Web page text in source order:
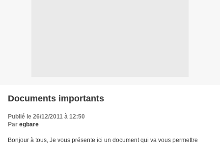
Documents importants
Publié le 26/12/2011 à 12:50
Par egbare
Bonjour à tous, Je vous présente ici un document qui va vous permettre